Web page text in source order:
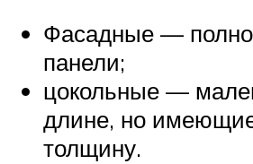
Фасадные —
панели;
цокольные —
длине, но
толщину.